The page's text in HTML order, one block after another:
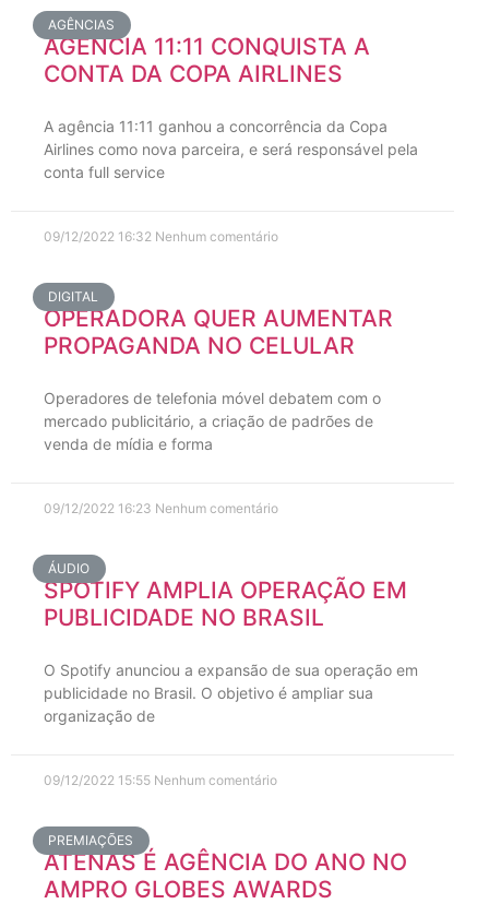
AGÊNCIAS
AGÊNCIA 11:11 CONQUISTA A
CONTA DA COPA AIRLINES
A agência 11:11 ganhou a concorrência da Copa
Airlines como nova parceira, e será responsável pela
conta full service
09/12/2022 16:32 Nenhum comentário
DIGITAL
OPERADORA QUER AUMENTAR
PROPAGANDA NO CELULAR
Operadores de telefonia móvel debatem com o
mercado publicitário, a criação de padrões de
venda de mídia e forma
09/12/2022 16:23 Nenhum comentário
ÁUDIO
SPOTIFY AMPLIA OPERAÇÃO EM
PUBLICIDADE NO BRASIL
O Spotify anunciou a expansão de sua operação em
publicidade no Brasil. O objetivo é ampliar sua
organização de
09/12/2022 15:55 Nenhum comentário
PREMIAÇÕES
ATENAS É AGÊNCIA DO ANO NO
AMPRO GLOBES AWARDS